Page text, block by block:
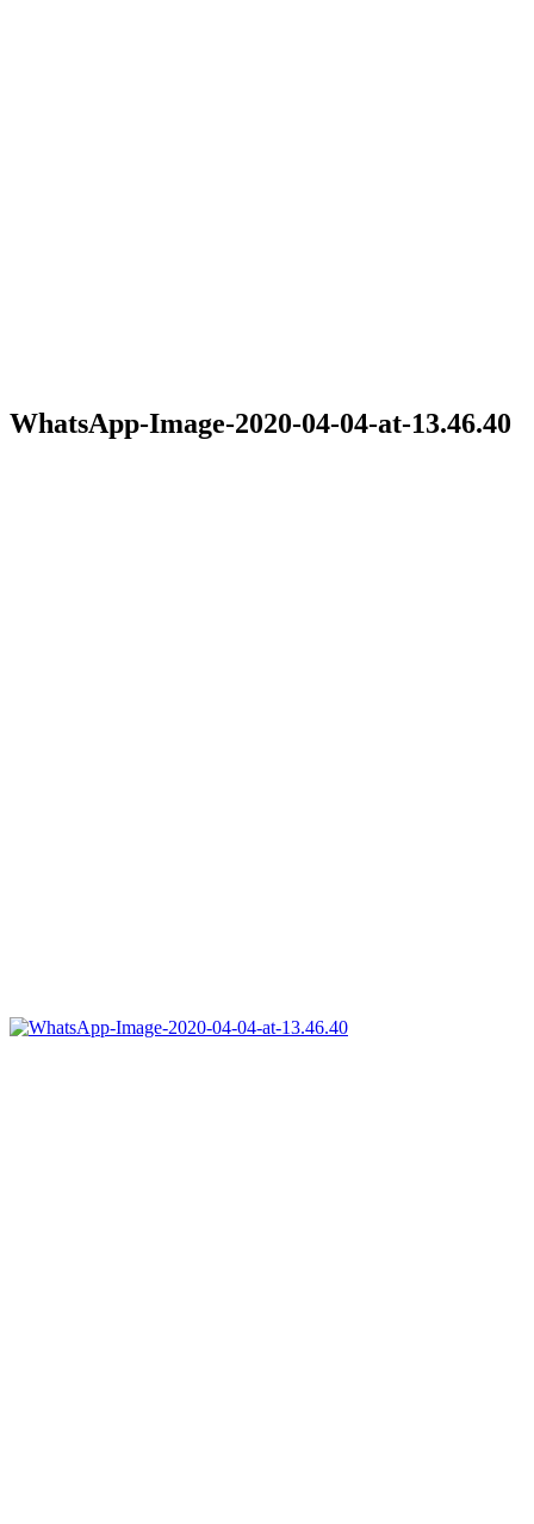
WhatsApp-Image-2020-04-04-at-13.46.40